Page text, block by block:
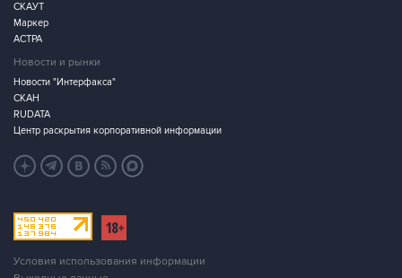
СКАУТ
Маркер
АСТРА
Новости и рынки
Новости "Интерфакса"
СКАН
RUDATA
Центр раскрытия корпоративной информации
Условия использования информации